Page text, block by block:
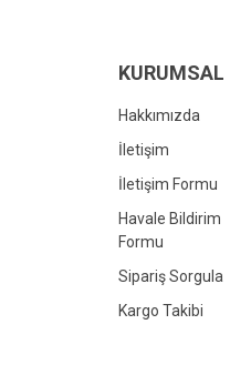
Bu
KURUMSAL
Hakkımızda
İletişim
İletişim Formu
Havale Bildirim
Formu
Sipariş Sorgula
Kargo Takibi